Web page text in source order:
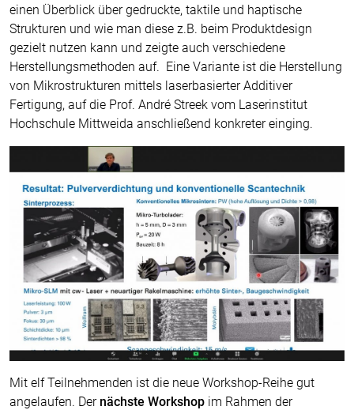
einen Überblick über gedruckte, taktile und haptische
Strukturen und wie man diese z.B. beim Produktdesign
gezielt nutzen kann und zeigte auch verschiedene
Herstellungsmethoden auf. Eine Variante ist die Herstellung
von Mikrostrukturen mittels laserbasierter Additiver
Fertigung, auf die Prof. André Streek vom Laserinstitut
Hochschule Mittweida anschließend konkreter einging.
Mit elf Teilnehmenden ist die neue Workshop-Reihe gut
angelaufen. Der nächste Workshop im Rahmen der